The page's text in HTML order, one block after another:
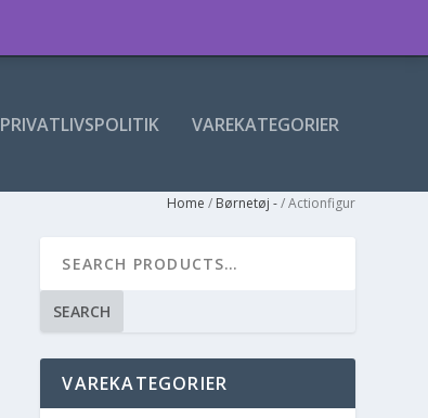
PRIVATLIVSPOLITIK VAREKATEGORIER
Home / Børnetøj -/ Actionfigur
SEARCH
VAREKATEGORIER